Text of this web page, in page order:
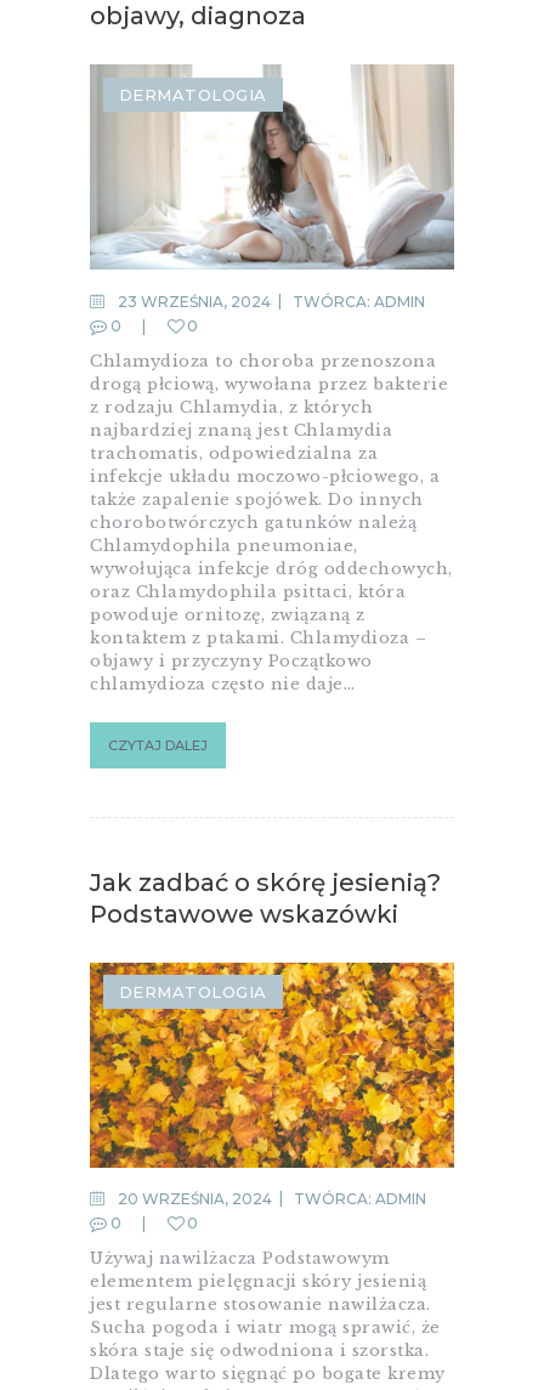
objawy, diagnoza
DERMATOLOGIA
23 WRZEŚNIA, 2024 TWÓRCA: ADMIN
0
0
Chlamydioza to choroba przenoszona
drogą płciową, wywołana przez bakterie
z rodzaju Chlamydia, z których
najbardziej znaną jest Chlamydia
trachomatis, odpowiedzialna za
infekcje układu moczowo-płciowego, a
także zapalenie spojówek. Do innych
chorobotwórczych gatunków należą
Chlamydophila pneumoniae,
wywołująca infekcje dróg oddechowych,
oraz Chlamydophila psittaci, która
powoduje ornitozę, związaną z
kontaktem z ptakami. Chlamydioza –
objawy i przyczyny Początkowo
chlamydioza często nie daje…
CZYTAJ DALEJ
Jak zadbać o skórę jesienią?
Podstawowe wskazówki
DERMATOLOGIA
20 WRZEŚNIA, 2024 TWÓRCA: ADMIN
0
0
Używaj nawilżacza Podstawowym
elementem pielęgnacji skóry jesienią
jest regularne stosowanie nawilżacza.
Sucha pogoda i wiatr mogą sprawić, że
skóra staje się odwodniona i szorstka.
Dlatego warto sięgnąć po bogate kremy